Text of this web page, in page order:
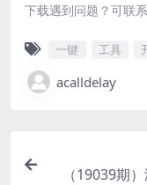
下载遇到问题？可联
一键 工具
acalldelay
（19039期